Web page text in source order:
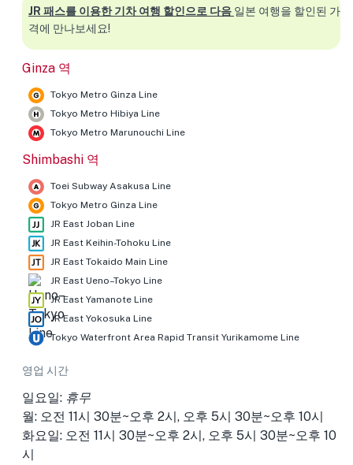
JR 패스를 이용한 기차 여행 할인으로 다음 일본 여행을 할인된 가
격에 만나보세요!
Ginza 역
Tokyo Metro Ginza Line
Tokyo Metro Hibiya Line
Tokyo Metro Marunouchi Line
Shimbashi 역
Toei Subway Asakusa Line
Tokyo Metro Ginza Line
JR East Joban Line
JR East Keihin-Tohoku Line
JR East Tokaido Main Line
JR East Ueno–Tokyo Line
JR East Yamanote Line
JR East Yokosuka Line
Tokyo Waterfront Area Rapid Transit Yurikamome Line
영업 시간
일요일: 휴무
월: 오전 11시 30분~오후 2시, 오후 5시 30분~오후 10시
화요일: 오전 11시 30분~오후 2시, 오후 5시 30분~오후 10
시